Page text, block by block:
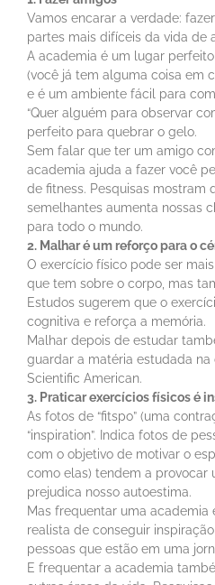
Vamos encarar a verdade:
partes mais difíceis da vida de
A academia é um lugar
(você já tem alguma coisa em
e é um ambiente fácil para
“Quer alguém para observar
perfeito para quebrar o gelo.
Sem falar que ter um amigo
academia ajuda a fazer você
de fitness. Pesquisas mostram
semelhantes aumenta nossas
para todo o mundo.
2. Malhar é um reforço para o
O exercício físico pode ser
que tem sobre o corpo, mas
Estudos sugerem que o
cognitiva e reforça a memória.
Malhar depois de estudar
guardar a matéria estudada na
Scientific American.
3. Praticar exercícios físicos é
As fotos de “fitspo” (uma
“inspiration”. Indica fotos de
com o objetivo de motivar o
como elas) tendem a provocar
prejudica nosso autoestima.
Mas frequentar uma academia
realista de conseguir
pessoas que estão em uma
E frequentar a academia